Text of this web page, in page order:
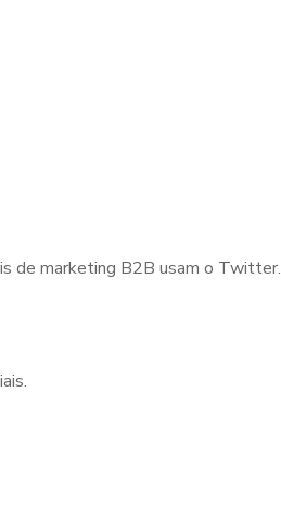
de marketing B2B usam o Twitter.